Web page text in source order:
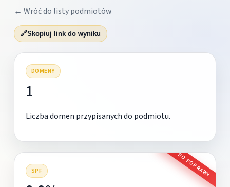
← Wróć do listy podmiotów
🔗Skopiuj link do wyniku
DOMENY
1
Liczba domen przypisanych do podmiotu.
SPF DO POPRAWY